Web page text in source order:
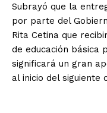
Subrayó que la
por parte del
Rita Cetina que
de educación básica
significará un gran
al inicio del siguiente